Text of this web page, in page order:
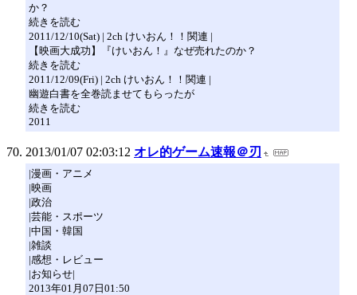
か？
続きを読む
2011/12/10(Sat) | 2ch けいおん！！関連 |
【映画大成功】『けいおん！』なぜ売れたのか？
続きを読む
2011/12/09(Fri) | 2ch けいおん！！関連 |
幽遊白書を全巻読ませてもらったが
続きを読む
2011
2013/01/07 02:03:12 オレ的ゲーム速報＠刃
|漫画・アニメ
|映画
|政治
|芸能・スポーツ
|中国・韓国
|雑談
|感想・レビュー
|お知らせ|
2013年01月07日01:50